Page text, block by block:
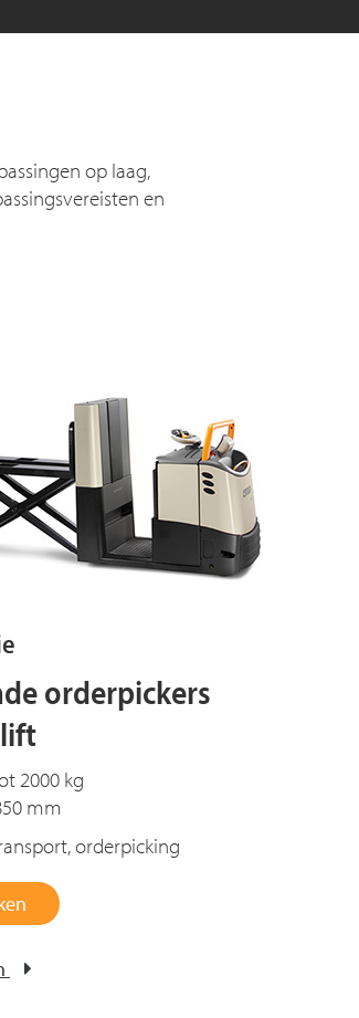
op laag,
en
orderpickers
2000 kg
mm
orderpicking